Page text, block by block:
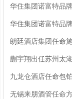
华住集团诺富特品
朗廷酒店集团任命
蒯宇翔出任苏州太
无锡来朋酒管任命